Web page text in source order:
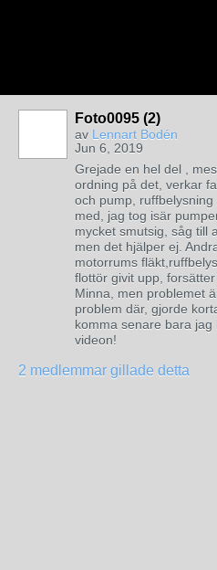
Foto0095 (2)
av Lennart Bodén
Jun 6, 2019
Grejade en hel del ,
ordning på det, verkar
och pump,
med, jag tog isär
mycket smutsig, såg till
men det hjälper ej.
motorrums
flottör givit upp,
Minna, men problemet
problem där, gjorde
komma senare bara
videon!
2 medlemmar gillade detta